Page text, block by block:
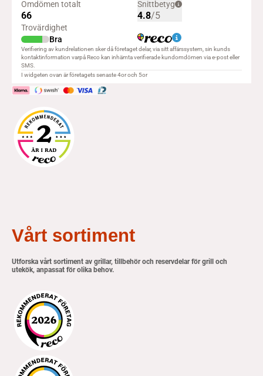
Vårt sortiment
Utforska vårt sortiment av grillar, tillbehör och reservdelar för grill och
utekök, anpassat för olika behov.